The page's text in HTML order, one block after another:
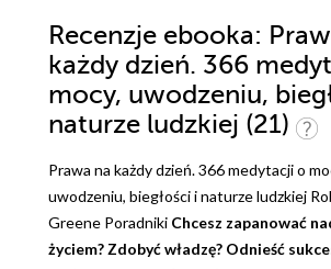
Recenzje ebooka:
każdy dzień. 366
mocy, uwodzeniu,
naturze ludzkiej (21)
Prawa na każdy dzień. 366 medytacji o
uwodzeniu, biegłości i naturze ludzkiej
Greene Poradniki Chcesz zapanować
życiem? Zdobyć władzę? Odnieść